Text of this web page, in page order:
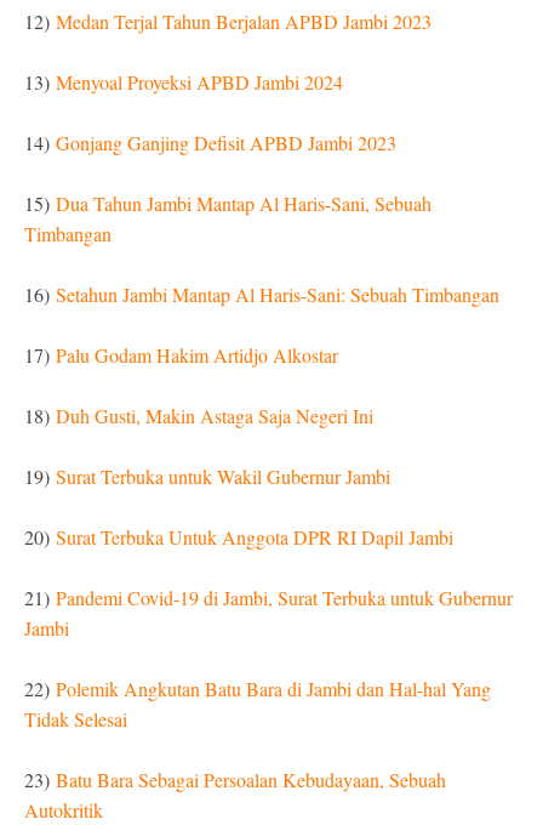
12) Medan Terjal Tahun Berjalan APBD Jambi 2023
13) Menyoal Proyeksi APBD Jambi 2024
14) Gonjang Ganjing Defisit APBD Jambi 2023
15) Dua Tahun Jambi Mantap Al Haris-Sani, Sebuah
Timbangan
16) Setahun Jambi Mantap Al Haris-Sani: Sebuah Timbangan
17) Palu Godam Hakim Artidjo Alkostar
18) Duh Gusti, Makin Astaga Saja Negeri Ini
19) Surat Terbuka untuk Wakil Gubernur Jambi
20) Surat Terbuka Untuk Anggota DPR RI Dapil Jambi
21) Pandemi Covid-19 di Jambi, Surat Terbuka untuk Gubernur
Jambi
22) Polemik Angkutan Batu Bara di Jambi dan Hal-hal Yang
Tidak Selesai
23) Batu Bara Sebagai Persoalan Kebudayaan, Sebuah
Autokritik